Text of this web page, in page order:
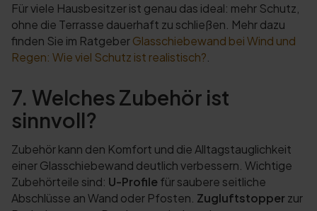
Für viele Hausbesitzer ist genau das ideal: mehr Schutz,
ohne die Terrasse dauerhaft zu schließen. Mehr dazu
finden Sie im RatgeberGlasschiebewand bei Wind und
Regen: Wie viel Schutz ist realistisch?
7. Welches Zubehör ist
sinnvoll?
Zubehör kann den Komfort und die Alltagstauglichkeit
einer Glasschiebewand deutlich verbessern. Wichtige
Zubehörteile sind: U-Profilefür saubere seitliche
Abschlüsse an Wand oder Pfosten. Zugluftstopperzur